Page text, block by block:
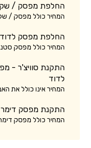
החלפת מפסק /
המחיר כולל מפסק /
החלפת מפסק לדוד
המחיר כולל מפסק
התקנת סוויצ'ר -
לדוד
המחיר אינו כולל את
התקנת מפסק
המחיר כולל מפסק